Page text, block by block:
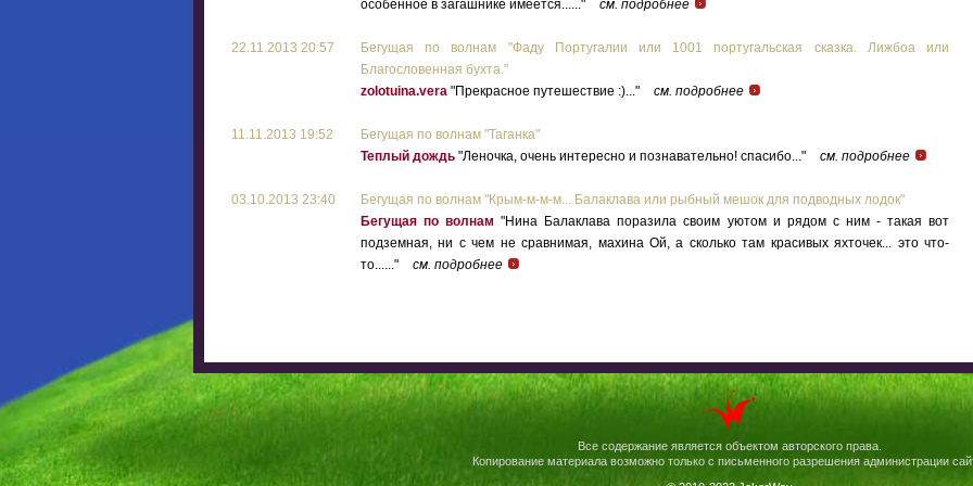
особенное в загашнике имеется......" см. подробнее
22.11.2013 20:57
Бегущая по волнам "Фаду Португалии или 1001 португальская сказка. Лижбоа или
Благословенная бухта."
zolotuina.vera "Прекрасное путешествие :)..." см. подробнее
11.11.2013 19:52
Бегущая по волнам "Таганка"
Теплый дождь "Леночка, очень интересно и познавательно! спасибо..." см. подробнее
03.10.2013 23:40
Бегущая по волнам "Крым-м-м-м... Балаклава или рыбный мешок для подводных лодок"
Бегущая по волнам "Нина Балаклава поразила своим уютом и рядом с ним - такая вот
подземная, ни с чем не сравнимая, махина Ой, а сколько там красивых яхточек... это что-
то......"
см. подробнее
Все содержание является объектом авторского права.
Копирование материала возможно только с письменного разрешения администрации